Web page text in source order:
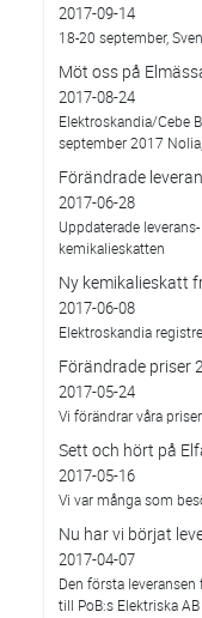
2017-09-14
18-20 september,
Möt oss på
2017-08-24
Elektroskandia/Cebe
september 2017
Förändrade
2017-06-28
Uppdaterade
kemikalieskatten
Ny kemikalieskatt
2017-06-08
Elektroskandia
Förändrade priser
2017-05-24
Vi förändrar våra
Sett och hört på
2017-05-16
Vi var många som
Nu har vi börjat
2017-04-07
Den första
till PoB:s Elektriska AB